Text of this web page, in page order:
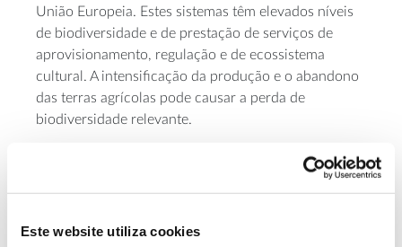
Este website utiliza cookies
União Europeia. Estes sistemas têm elevados níveis
de biodiversidade e de prestação de serviços de
aprovisionamento, regulação e de ecossistema
cultural. A intensificação da produção e o abandono
das terras agrícolas pode causar a perda de
biodiversidade relevante.
Objetivos